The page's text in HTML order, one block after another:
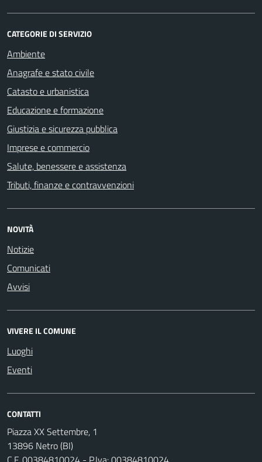
CATEGORIE DI SERVIZIO
Ambiente
Anagrafe e stato civile
Catasto e urbanistica
Educazione e formazione
Giustizia e sicurezza pubblica
Imprese e commercio
Salute, benessere e assistenza
Tributi, finanze e contravvenzioni
NOVITÀ
Notizie
Comunicati
Avvisi
VIVERE IL COMUNE
Luoghi
Eventi
CONTATTI
Piazza XX Settembre, 1
13896 Netro (BI)